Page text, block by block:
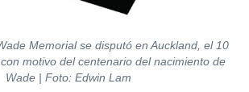
Memorial se disputó en Auckland, el 10
motivo del centenario del nacimiento de
Wade | Foto: Edwin Lam